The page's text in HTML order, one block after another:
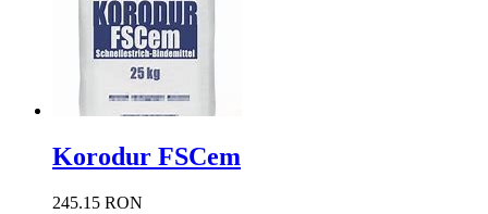
Korodur FSCem
245.15 RON